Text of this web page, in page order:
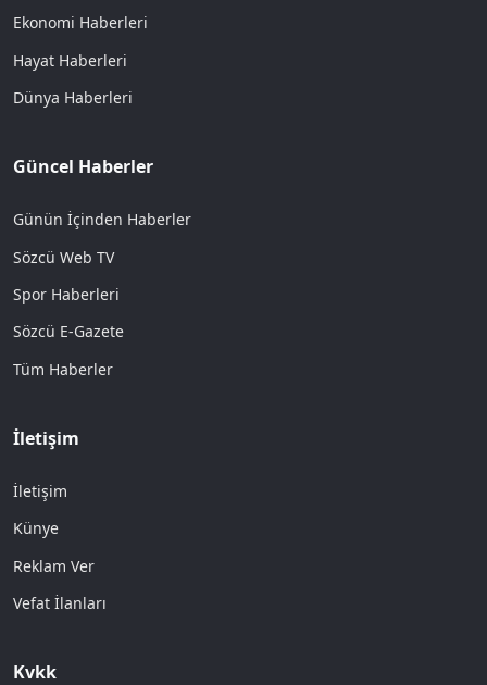
Ekonomi Haberleri
Hayat Haberleri
Dünya Haberleri
Güncel Haberler
Günün İçinden Haberler
Sözcü Web TV
Spor Haberleri
Sözcü E-Gazete
Tüm Haberler
İletişim
İletişim
Künye
Reklam Ver
Vefat İlanları
Kvkk